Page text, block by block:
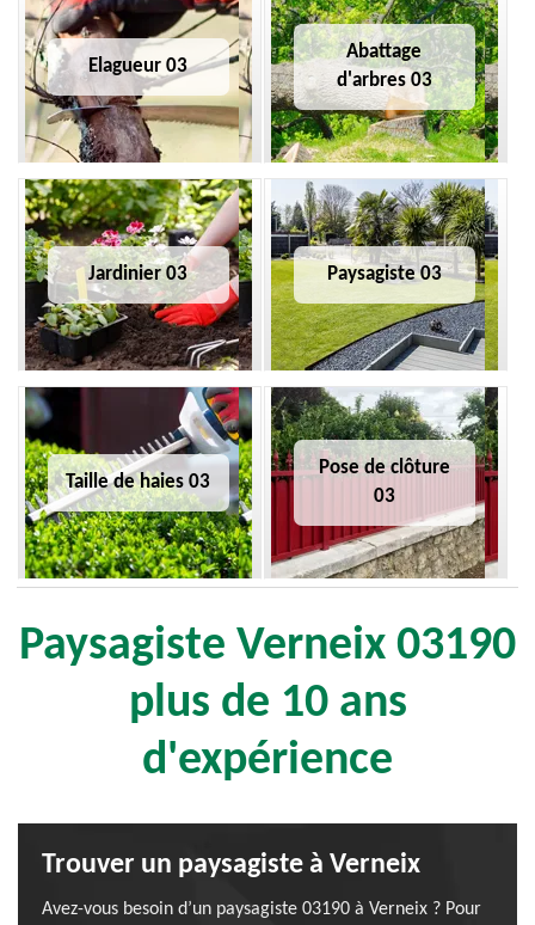
Elagueur 03
Abattage
d'arbres 03
Jardinier 03 Paysagiste 03
Taille de haies 03
Pose de clôture
03
Paysagiste Verneix 03190
plus de 10 ans
d'expérience
Trouver un paysagiste à Verneix
Avez-vous besoin d’un paysagiste 03190 à Verneix ? Pour